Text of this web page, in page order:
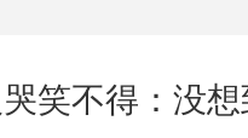
笑不得：没